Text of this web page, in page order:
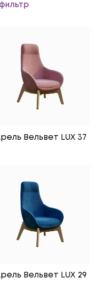
Вельвет LUX 37
Вельвет LUX 29